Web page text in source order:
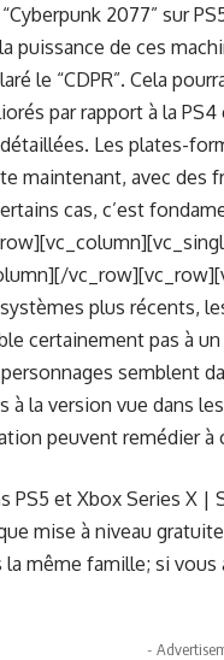
2077” sur
puissance de ces
le “CDPR”. Cela
par rapport à la
Les plates-
maintenant, avec des
cas, c’est
plus récents,
certainement pas à
semblent
à la version vue dans
peuvent remédier à
PS5 et Xbox Series X |
mise à niveau
même famille; si vous
-